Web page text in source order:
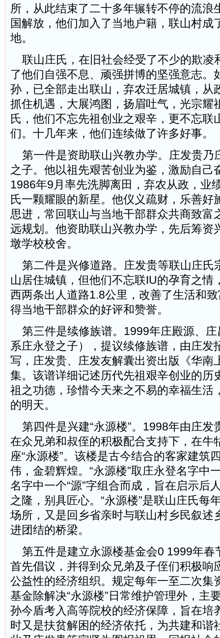
所，从此结束了二十多年辗转不停的流浪
国解放，他们加入了当地户籍，联山村成
地。
联山庄氏，在旧社会经受了不少的欺凌
了他们自强不息、顽强拼博的坚强意志。
孙，已全部走出联山，弃农迁居城镇，从
抓住机遇，大展鸿图，扬眉吐气，光宗耀
氏，他们不忘先祖创业之艰辛，更不忘联
们。十几年来，他们连续做了许多好事。
第一件是资助联山兴教办学。庄发贵乃
之子。他以祖先艰苦创业为鉴，激励自己
1986年9月率先洗脚离田，弃农从政，业
氏一颗耀眼的新星。他仪义疏财，乐善好
思进，常回联山与当地干部群众共商致富
远规划。他资助联山兴教办学，先后筹资
墩学校校舍。
第二件是兴修道路。庄发贵等联山庄氏
山居住城镇，但他们不忘联IU的孕育之情
西两条出人道路1.8公里，改善了生活和
得当地干部群众的好评和赞誉。
第三件是续修族谱。1999年庄殿源、庄
系庄永登之子），提议续修族谱，由庄发
写，庄发贵、庄发友解囊出资出版《华南
集。该谱详细记述历代先祖艰辛创业的历
祖之功德，珍惜今天来之不易的幸福生活
的明天。
第四件是兴建“永源楼”。1998年由庄发
在众兄弟和叔侄的积极配合支持下，在牛
座“永源楼”。该楼是古今结合的客家建筑
伟，金碧辉煌。“永源楼”取庄永登名字中
名字中一个“源”字组合而成，旨在启示后
之隆，别具匠心。“永源楼”是联山庄氏每
场所，又是回乡省亲时与联山村乡民叙述
进团结的桥梁。
第五件是建立永源楼基金会0 1999年春
首先倡议，并得到众兄弟及子侄们积极响
公益性的经济组织。规定每年一至二次集
基金除解决“永源楼”日常维护管理外，主
孙今盾考入高等院校的经济保障，旨在培
时又是扶贫解困的经济依托，为共建和谐